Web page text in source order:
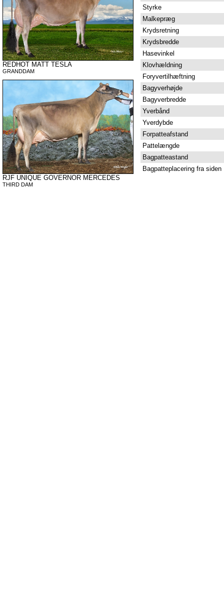
REDHOT MATT TESLA
GRANDDAM
RJF UNIQUE GOVERNOR MERCEDES
THIRD DAM
Styrke
Malkepræg
Krydsretning
Krydsbredde
Hasevinkel
Klovhældning
Foryvertilhæftning
Bagyverhøjde
Bagyverbredde
Yverbånd
Yverdybde
Forpatteafstand
Pattelængde
Bagpatteastand
Bagpatteplacering fra siden